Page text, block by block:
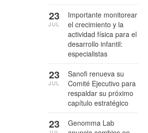
Importante monitorear
el crecimiento y la
actividad física para el
desarrollo infantil:
especialistas
23
JUL
Sanofi renueva su
Comité Ejecutivo para
respaldar su próximo
capítulo estratégico
23
JUL
Genomma Lab
23